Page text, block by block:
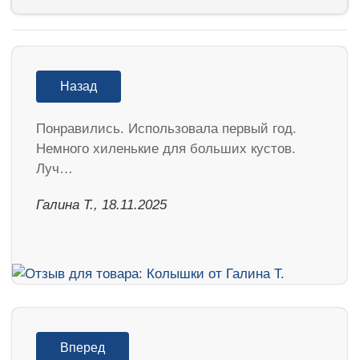
Назад
Понравились. Использовала первый год.
Немного хиленькие для больших кустов.
Луч…
Галина Т., 18.11.2025
Вперед